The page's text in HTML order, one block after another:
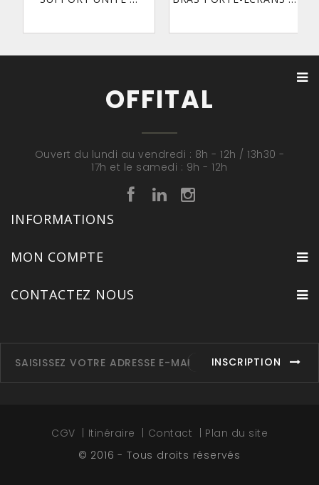
OFFITAL
Ouvert du lundi au vendredi : 8h - 12h / 13h30 -
17h et le samedi : 9h - 12h
INFORMATIONS
MON COMPTE
CONTACTEZ NOUS
INSCRIPTION
CGV Itinéraire Contact
Plan du site
© 2016 - Tous droits réservés